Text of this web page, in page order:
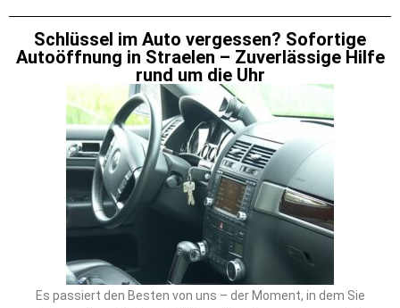
Schlüssel im Auto vergessen? Sofortige
Autoöffnung in Straelen – Zuverlässige Hilfe
rund um die Uhr
Es passiert den Besten von uns – der Moment, in dem Sie